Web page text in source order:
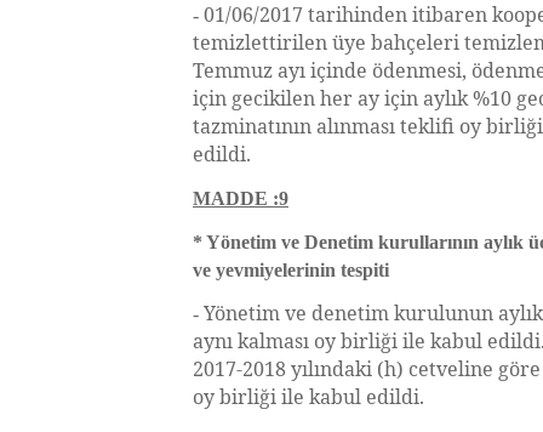
- 01/06/2017 tarihinden itibaren
temizlettirilen üye bahçeleri
Temmuz ayı içinde ödenmesi,
için gecikilen her ay için aylık %10
tazminatının alınması teklifi oy
edildi.
MADDE :9
* Yönetim ve Denetim kurullarının aylık
ve yevmiyelerinin tespiti
- Yönetim ve denetim kurulunun
aynı kalması oy birliği ile kabul
2017-2018 yılındaki (h) cetveline
oy birliği ile kabul edildi.